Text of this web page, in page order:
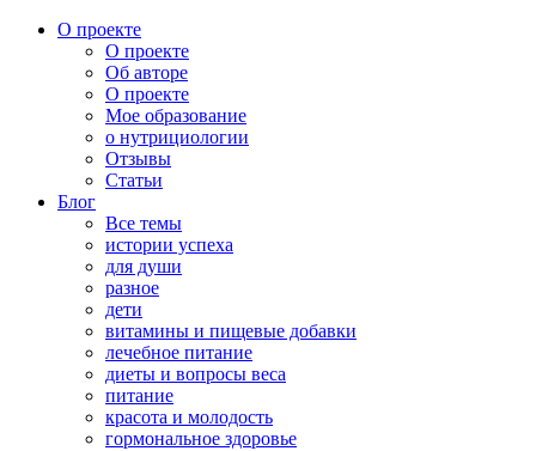
О проекте
О проекте
Об авторе
О проекте
Мое образование
о нутрициологии
Отзывы
Статьи
Блог
Все темы
истории успеха
для души
разное
дети
витамины и пищевые добавки
лечебное питание
диеты и вопросы веса
питание
красота и молодость
гормональное здоровье